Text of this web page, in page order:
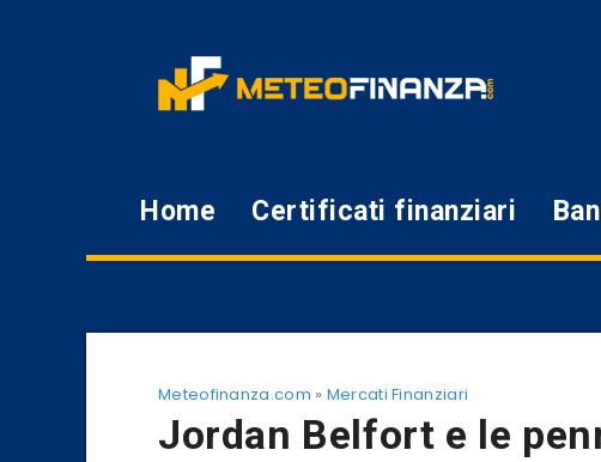
Home Certificati finanziari
Meteofinanza.com » Mercati Finanziari
Jordan Belfort e le